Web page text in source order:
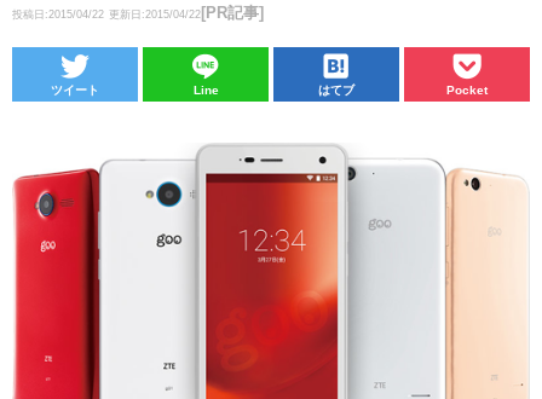
投稿日:2015/04/22 更新日:2015/04/22 [PR記事]
ツイート Line はてブ Pocket